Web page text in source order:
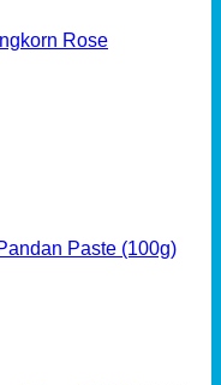
Rose
Paste (100g)